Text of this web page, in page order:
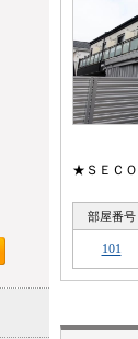
★ＳＥＣ
部屋番号
101